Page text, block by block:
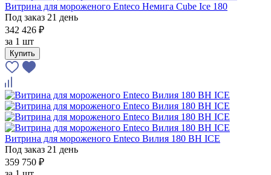
Витрина для мороженого Enteco Немига Cube Ice 180
Под заказ 21 день
342 426 ₽
за 1 шт
Купить
Витрина для мороженого Enteco Вилия 180 ВН ICE
Под заказ 21 день
359 750 ₽